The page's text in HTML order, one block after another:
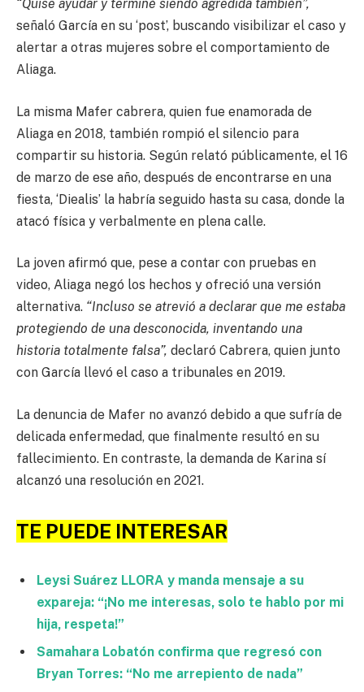
“Quise ayudar y terminé siendo agredida también”,
señaló García en su ‘post’, buscando visibilizar el caso y
alertar a otras mujeres sobre el comportamiento de
Aliaga.
La misma Mafer cabrera, quien fue enamorada de
Aliaga en 2018, también rompió el silencio para
compartir su historia. Según relató públicamente, el 16
de marzo de ese año, después de encontrarse en una
fiesta, ‘Diealis’ la habría seguido hasta su casa, donde la
atacó física y verbalmente en plena calle.
La joven afirmó que, pese a contar con pruebas en
video, Aliaga negó los hechos y ofreció una versión
alternativa. “Incluso se atrevió a declarar que me estaba
protegiendo de una desconocida, inventando una
historia totalmente falsa”, declaró Cabrera, quien junto
con García llevó el caso a tribunales en 2019.
La denuncia de Mafer no avanzó debido a que sufría de
delicada enfermedad, que finalmente resultó en su
fallecimiento. En contraste, la demanda de Karina sí
alcanzó una resolución en 2021.
TE PUEDE INTERESAR
Leysi Suárez LLORA y manda mensaje a su
expareja: “¡No me interesas, solo te hablo por mi
hija, respeta!”
Samahara Lobatón confirma que regresó con
Bryan Torres: “No me arrepiento de nada”